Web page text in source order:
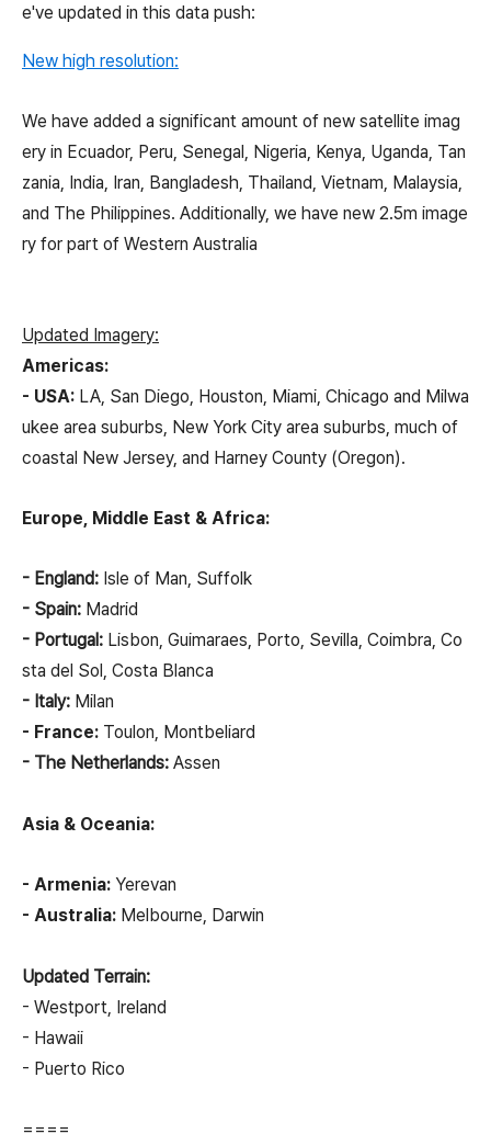
e've updated in this data push:
New high resolution:
We have added a significant amount of new satellite imag
ery in Ecuador, Peru, Senegal, Nigeria, Kenya, Uganda, Tan
zania, India, Iran, Bangladesh, Thailand, Vietnam, Malaysia,
and The Philippines. Additionally, we have new 2.5m image
ry for part of Western Australia
Updated Imagery:
Americas:
- USA: LA, San Diego, Houston, Miami, Chicago and Milwa
ukee area suburbs, New York City area suburbs, much of
coastal New Jersey, and Harney County (Oregon).
Europe, Middle East & Africa:
- England: Isle of Man, Suffolk
- Spain: Madrid
- Portugal: Lisbon, Guimaraes, Porto, Sevilla, Coimbra, Co
sta del Sol, Costa Blanca
- Italy: Milan
- France: Toulon, Montbeliard
- The Netherlands: Assen
Asia & Oceania:
- Armenia: Yerevan
- Australia: Melbourne, Darwin
Updated Terrain:
- Westport, Ireland
- Hawaii
- Puerto Rico
====